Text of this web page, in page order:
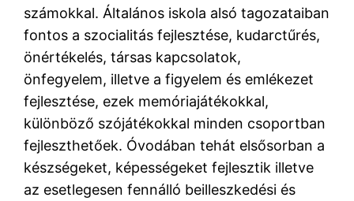
számokkal. Általános iskola alsó tagozataiban
fontos a szocialitás fejlesztése, kudarctűrés,
önértékelés, társas kapcsolatok,
önfegyelem, illetve a figyelem és emlékezet
fejlesztése, ezek memóriajátékokkal,
különböző szójátékokkal minden csoportban
fejleszthetőek. Óvodában tehát elsősorban a
készségeket, képességeket fejlesztik illetve
az esetlegesen fennálló beilleszkedési és